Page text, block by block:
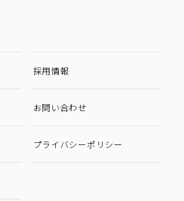
採用情報
お問い合わせ
プライバシーポリシー